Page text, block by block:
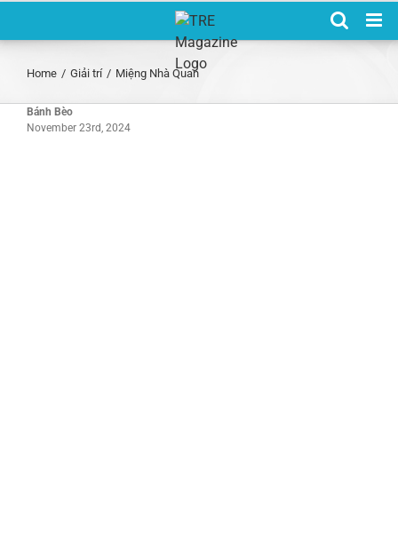
Home / Giải trí / Miệng Nhà Quan
Bánh Bèo
November 23rd, 2024